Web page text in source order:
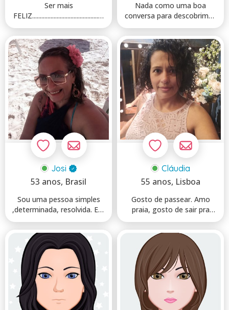
Ser mais
FELIZ...............................................
..........
Nada como uma boa
conversa para descobrimos
e nos conhecermos.
…………...
Josi
53 anos, Brasil
Sou uma pessoa simples
,determinada, resolvida. Em
busca de amizade ou...
Cláudia
55 anos, Lisboa
Gosto de passear. Amo
praia, gosto de sair pra
jantar a dois. Amo alm...